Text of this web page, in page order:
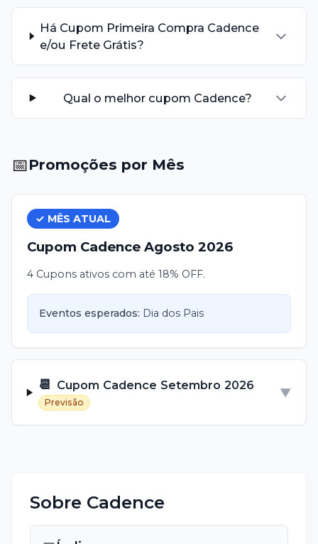
Há Cupom Primeira Compra Cadence
e/ou Frete Grátis?
Qual o melhor cupom Cadence?
📅Promoções por Mês
✓ MÊS ATUAL
Cupom Cadence Agosto 2026
4 Cupons ativos com até 18% OFF.
Eventos esperados: Dia dos Pais
📆 Cupom Cadence Setembro 2026
Previsão
▼
Sobre Cadence